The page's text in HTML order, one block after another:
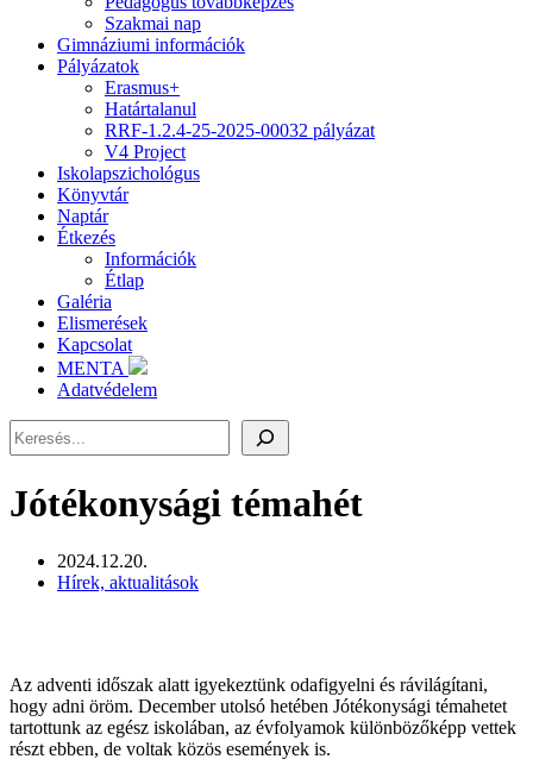
Szakmai nap
Gimnáziumi információk
Pályázatok
Erasmus+
Határtalanul
RRF-1.2.4-25-2025-00032 pályázat
V4 Project
Iskolapszichológus
Könyvtár
Naptár
Étkezés
Információk
Étlap
Galéria
Elismerések
Kapcsolat
MENTA
Adatvédelem
Keresés
Jótékonysági témahét
2024.12.20.
Hírek, aktualitások
Az adventi időszak alatt igyekeztünk odafigyelni és rávilágítani,
hogy adni öröm. December utolsó hetében Jótékonysági témahetet
tartottunk az egész iskolában, az évfolyamok különbözőképp vettek
részt ebben, de voltak közös események is.